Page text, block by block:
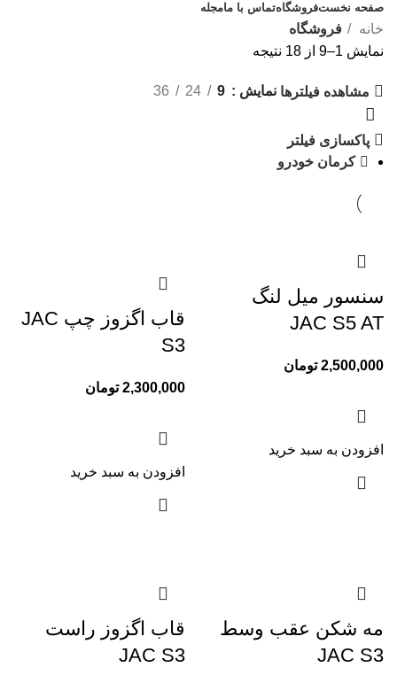
صفحه نخستفروشگاهتماس با مامجله
خانه
فروشگاه
نمایش 1–9 از 18 نتیجه
مشاهده فیلترها نمایش 9
24
36
پاکسازی فیلتر
کرمان خودرو
سنسور میل لنگ
JAC S5 AT
2,500,000 تومان
افزودن به سبد خرید
قاب اگزوز چپ JAC
S3
2,300,000 تومان
افزودن به سبد خرید
مه شکن عقب وسط
JAC S3
قاب اگزوز راست
JAC S3